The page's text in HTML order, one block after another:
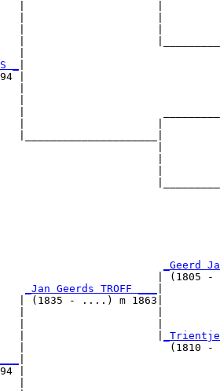
_
|
_Geerd
| (1805
_Jan Geerds TROFF ___
- ....) m 1863|
_Trientje
|
|